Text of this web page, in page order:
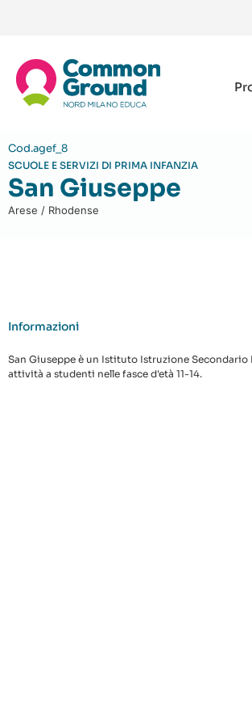
Cod.agef_8
SCUOLE E SERVIZI DI PRIMA INFANZIA
San Giuseppe
Arese / Rhodense
Informazioni
San Giuseppe è un Istituto Istruzione
attività a studenti nelle fasce d'età 11-14.